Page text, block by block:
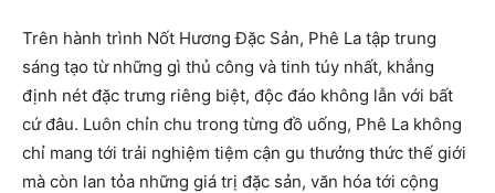
Trên hành trình Nốt Hương Đặc Sản, Phê La tập trung
sáng tạo từ những gì thủ công và tinh túy nhất, khẳng
định nét đặc trưng riêng biệt, độc đáo không lẫn với bất
cứ đâu. Luôn chỉn chu trong từng đồ uống, Phê La không
chỉ mang tới trải nghiệm tiệm cận gu thưởng thức thế giới
mà còn lan tỏa những giá trị đặc sản, văn hóa tới cộng